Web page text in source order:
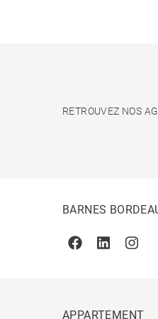
RETROUVEZ NOS
BARNES
FacebookLinkedin
APPARTEMENT